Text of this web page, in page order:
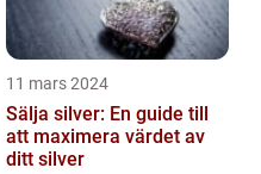
11 mars 2024
Sälja silver: En guide till
att maximera värdet av
ditt silver